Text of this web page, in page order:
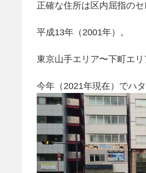
正確な住所は 区内屈指の
平成13年（2001年）。
東京山手エリア〜下町エ
今年（2021年現在）でハ